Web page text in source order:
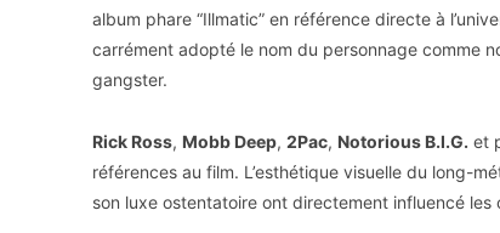
album phare “Illmatic” en référence directe à
carrément adopté le nom du personnage comme
gangster.
Rick Ross, Mobb Deep, 2Pac, Notorious B.I.G. et
références au film. L’esthétique visuelle du long-
son luxe ostentatoire ont directement influencé